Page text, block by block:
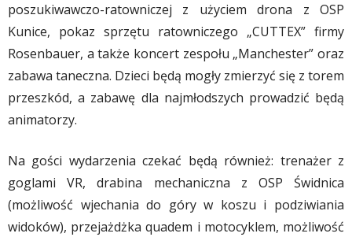
poszukiwawczo-ratowniczej z użyciem drona z OSP
Kunice, pokaz sprzętu ratowniczego „CUTTEX” firmy
Rosenbauer, a także koncert zespołu „Manchester” oraz
zabawa taneczna. Dzieci będą mogły zmierzyć się z torem
przeszkód, a zabawę dla najmłodszych prowadzić będą
animatorzy.
Na gości wydarzenia czekać będą również: trenażer z
goglami VR, drabina mechaniczna z OSP Świdnica
(możliwość wjechania do góry w koszu i podziwiania
widoków), przejażdżka quadem i motocyklem, możliwość